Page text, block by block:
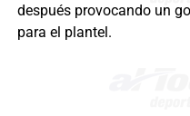
después provocando un
para el plantel.